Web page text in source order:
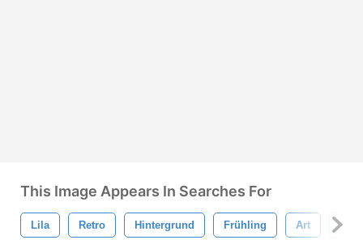
This Image Appears In Searches For
Lila Retro Hintergrund Frühling Art